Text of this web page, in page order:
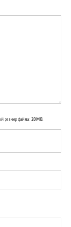
размер файла:20MB.